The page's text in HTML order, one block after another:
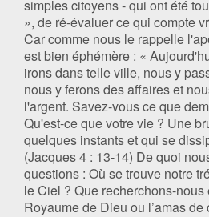
simples citoyens - qui ont été
», de ré-évaluer ce qui compte
Car comme nous le rappelle
est bien éphémère : «
irons dans telle ville, nous y
nous y ferons des affaires et
l'argent. Savez-vous ce que
Qu'est-ce que votre vie ? Une
quelques instants et qui se
(Jacques 4 : 13-14) De quoi
questions : Où se trouve notre
le Ciel ? Que recherchons-nous
Royaume de Dieu ou l’amas